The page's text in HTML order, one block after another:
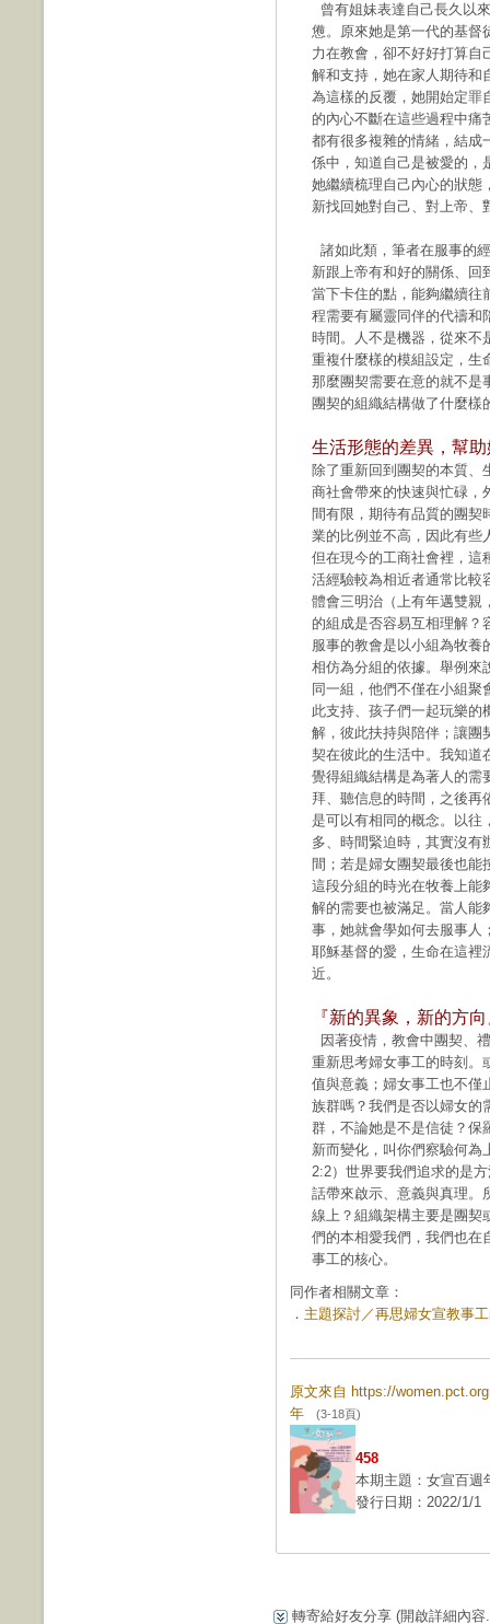
曾有姐妹表達自己長久以
憊。原來她是第一代的基
力在教會，卻不好好打算自
解和支持，她在家人期待和
為這樣的反覆，她開始定罪
的內心不斷在這些過程中痛
都有很多複雜的情緒，結成
係中，知道自己是被愛的，
她繼續梳理自己內心的狀態
新找回她對自己、對上帝、
諸如此類，筆者在服事的
新跟上帝有和好的關係、回
當下卡住的點，能夠繼續往
程需要有屬靈同伴的代禱和
時間。人不是機器，從來不
重複什麼樣的模組設定，生
那麼團契需要在意的就不是
團契的組織結構做了什麼樣
生活形態的差異，幫
除了重新回到團契的本質、
商社會帶來的快速與忙碌，
間有限，期待有品質的團契
業的比例並不高，因此有些
但在現今的工商社會裡，這
活經驗較為相近者通常比較
體會三明治（上有年邁雙親
的組成是否容易互相理解？
服事的教會是以小組為牧養
相仿為分組的依據。舉例來
同一組，他們不僅在小組
此支持、孩子們一起玩樂的
解，彼此扶持與陪伴；讓團
契在彼此的生活中。我知道
覺得組織結構是為著人的需
拜、聽信息的時間，之後再
是可以有相同的概念。以往
多、時間緊迫時，其實沒有
間；若是婦女團契最後也能
這段分組的時光在牧養上能
解的需要也被滿足。當人能
事，她就會學如何去服事人
耶穌基督的愛，生命在這裡
近。
『新的異象，新的方
因著疫情，教會中團契、
重新思考婦女事工的時刻。
值與意義；婦女事工也不僅
族群嗎？我們是否以婦女的
群，不論她是不是信徒？保
新而變化，叫你們察驗何為
2:2）世界要我們追求的是
話帶來啟示、意義與真理。
線上？組織架構主要是團契
們的本相愛我們，我們也在
事工的核心。
同作者相關文章：
． 主題探討／再思婦女宣教事
原文來自 https://
年 (3-18頁)
458
本期主題：女宣百週
發行日期：2022/1/1
轉寄給好友分享 (開啟詳細內容